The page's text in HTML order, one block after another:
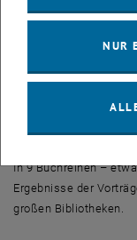
Die inhaltliche
Weltbildes der
großen Denkerinnen
In 9 Buchreihen –
Ergebnisse der
großen Bibliotheken.
NUR